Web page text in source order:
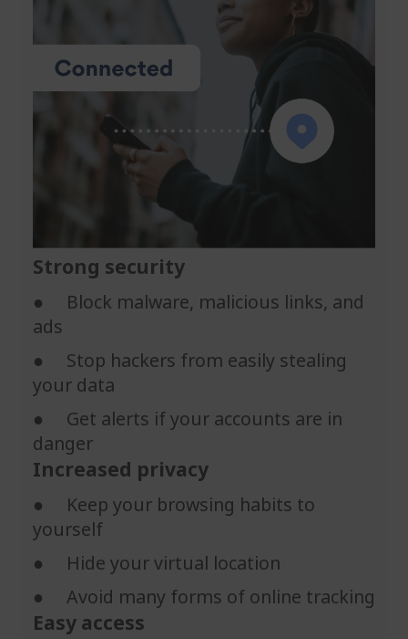
Strong security
● Block malware, malicious links, and
ads
● Stop hackers from easily stealing
your data
● Get alerts if your accounts are in
danger
Increased privacy
● Keep your browsing habits to
yourself
● Hide your virtual location
● Avoid many forms of online tracking
Easy access